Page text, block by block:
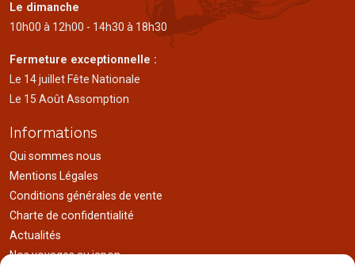
Le dimanche
10h00 à 12h00 - 14h30 à 18h30
Fermeture exceptionnelle :
Le 14 juillet Fête Nationale
Le 15 Août Assomption
Informations
Qui sommes nous
Mentions Légales
Conditions générales de vente
Charte de confidentialité
Actualités
Nos voyages au japon